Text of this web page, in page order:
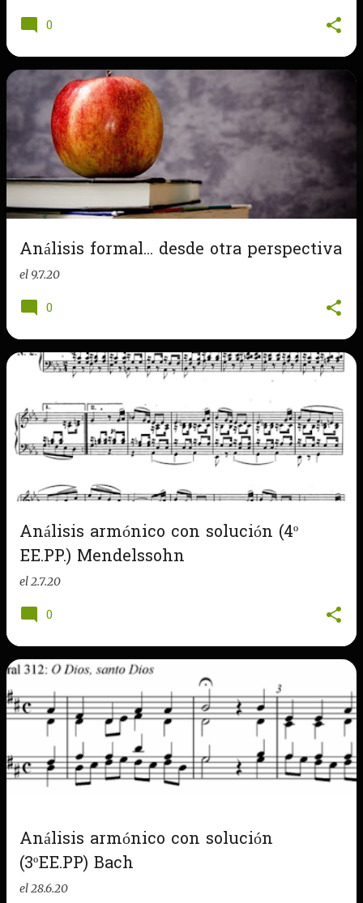
0
Análisis formal... desde otra perspectiva
el 9.7.20
0
Análisis armónico con solución (4º
EE.PP.) Mendelssohn
el2.7.20
0
Análisis armónico con solución
(3ºEE.PP) Bach
el28.6.20